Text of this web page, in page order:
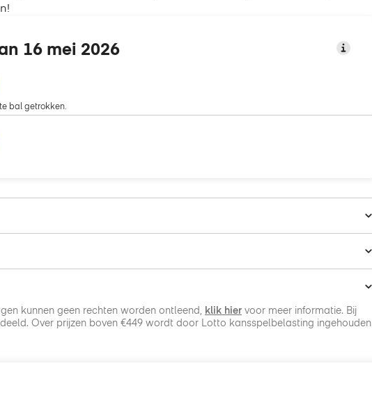
16 mei 2026
bal getrokken.
kunnen geen rechten worden ontleend, klik hier voor meer informatie. Bij
Over prijzen boven €449 wordt door Lotto kansspelbelasting ingehouden